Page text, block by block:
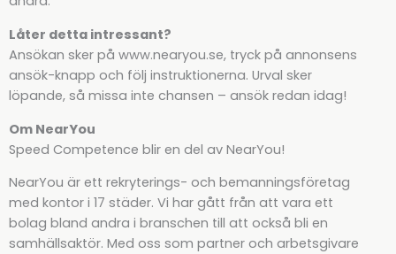
Låter detta intressant?
Ansökan sker på www.nearyou.se, tryck på annonsens
ansök-knapp och följ instruktionerna. Urval sker
löpande, så missa inte chansen – ansök redan idag!
Om NearYou
Speed Competence blir en del av NearYou!
NearYou är ett rekryterings- och bemanningsföretag
med kontor i 17 städer. Vi har gått från att vara ett
bolag bland andra i branschen till att också bli en
samhällsaktör. Med oss som partner och arbetsgivare